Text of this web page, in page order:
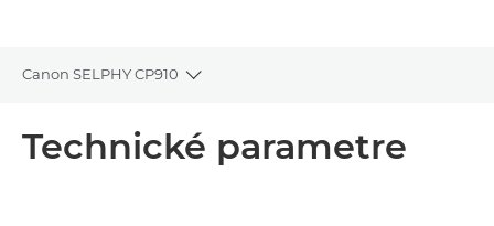
Canon SELPHY CP910
Toggle breadcrumbs
Technické parametre